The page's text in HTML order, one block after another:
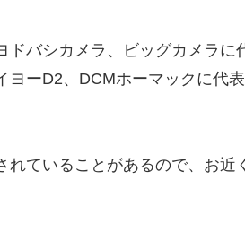
ドバシカメラ、ビッグカメラに
ヨーD2、DCMホーマックに代
ていることがあるので、お近